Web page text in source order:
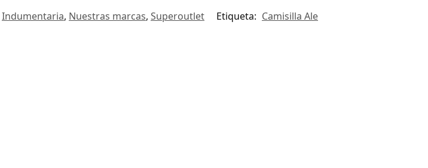
Indumentaria, Nuestras marcas, Superoutlet Etiqueta: Camisilla Ale